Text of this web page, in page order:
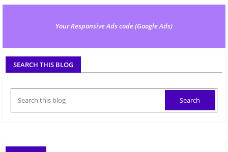
Your Responsive Ads code (Google Ads)
SEARCH THIS BLOG